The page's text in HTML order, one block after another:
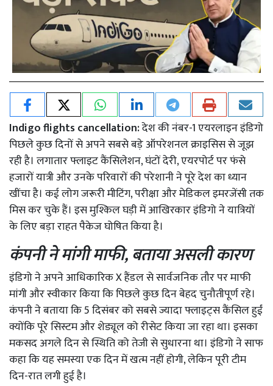
Indigo flights cancellation:देश की नंबर-1 एयरलाइन इंडिगो
पिछले कुछ दिनों से अपने सबसे बड़े ऑपरेशनल क्राइसिस से जूझ
रही है। लगातार फ्लाइट कैंसिलेशन, घंटों देरी, एयरपोर्ट पर फंसे
हजारों यात्री और उनके परिवारों की परेशानी ने पूरे देश का ध्यान
खींचा है। कई लोग जरूरी मीटिंग, परीक्षा और मेडिकल इमरजेंसी तक
मिस कर चुके हैं। इस मुश्किल घड़ी में आखिरकार इंडिगो ने यात्रियों
के लिए बड़ा राहत पैकेज घोषित किया है।
कंपनी ने मांगी माफी, बताया असली कारण
इंडिगो ने अपने आधिकारिक X हैंडल से सार्वजनिक तौर पर माफी
मांगी और स्वीकार किया कि पिछले कुछ दिन बेहद चुनौतीपूर्ण रहे।
कंपनी ने बताया कि 5 दिसंबर को सबसे ज्यादा फ्लाइट्स कैंसिल हुईं
क्योंकि पूरे सिस्टम और शेड्यूल को रीसेट किया जा रहा था। इसका
मकसद अगले दिन से स्थिति को तेजी से सुधारना था। इंडिगो ने साफ
कहा कि यह समस्या एक दिन में खत्म नहीं होगी, लेकिन पूरी टीम
दिन-रात लगी हुई है।